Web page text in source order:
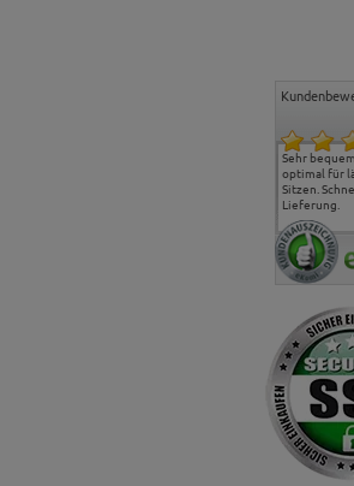
Sehr
optimal für
Sitzen.
Lieferung.